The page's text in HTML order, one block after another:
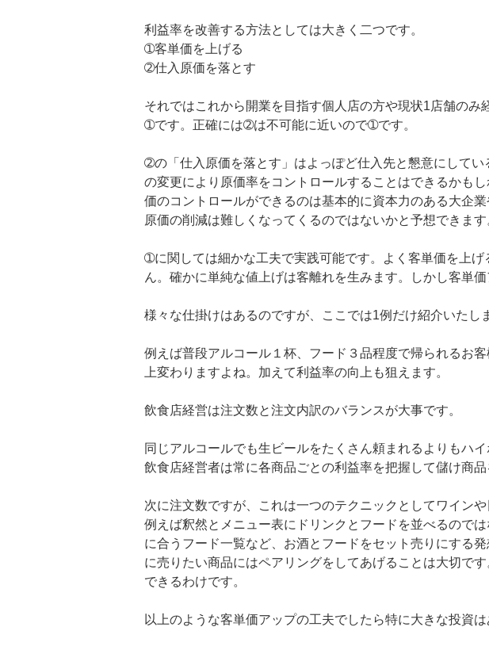
利益率を改善する方法としては大きく二つです。
➀客単価を上げる
➁仕入原価を落とす
それではこれから開業を目指す個人店の方や現状1店舗の
➀です。正確には➁は不可能に近いので➀です。
➁の「仕入原価を落とす」はよっぽど仕入先と懇意にして
の変更により原価率をコントロールすることはできるかも
価のコントロールができるのは基本的に資本力のある大企
原価の削減は難しくなってくるのではないかと予想できます
➀に関しては細かな工夫で実践可能です。よく客単価を上
ん。確かに単純な値上げは客離れを生みます。しかし客単
様々な仕掛けはあるのですが、ここでは1例だけ紹介いたし
例えば普段アルコール１杯、フード３品程度で帰られるお
上変わりますよね。加えて利益率の向上も狙えます。
飲食店経営は注文数と注文内訳のバランスが大事です。
同じアルコールでも生ビールをたくさん頼まれるよりもハ
飲食店経営者は常に各商品ごとの利益率を把握して儲け商
次に注文数ですが、これは一つのテクニックとしてワイン
例えば釈然とメニュー表にドリンクとフードを並べるので
に合うフード一覧など、お酒とフードをセット売りにする
に売りたい商品にはペアリングをしてあげることは大切で
できるわけです。
以上のような客単価アップの工夫でしたら特に大きな投資